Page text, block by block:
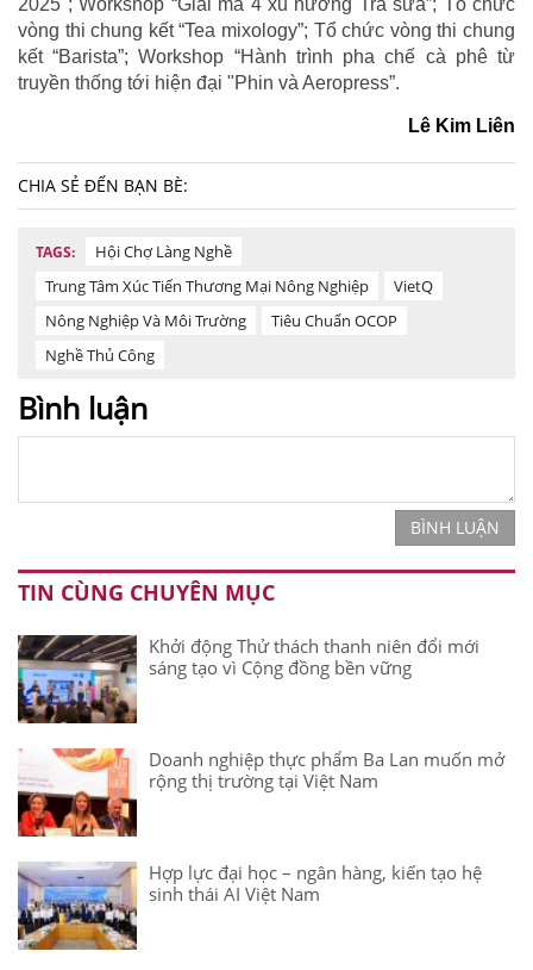
vòng thi chung kết “Tea mixology”; Tổ chức vòng thi chung
kết “Barista”; Workshop “Hành trình pha chế cà phê từ
truyền thống tới hiện đại "Phin và Aeropress”.
Lê Kim Liên
CHIA SẺ ĐẾN BẠN BÈ:
TAGS:
Hội Chợ Làng Nghề
Trung Tâm Xúc Tiến Thương Mại Nông Nghiệp
VietQ
Nông Nghiệp Và Môi Trường
Tiêu Chuẩn OCOP
Nghề Thủ Công
Bình luận
BÌNH LUẬN
TIN CÙNG CHUYÊN MỤC
Khởi động Thử thách thanh niên đổi mới
sáng tạo vì Cộng đồng bền vững
Doanh nghiệp thực phẩm Ba Lan muốn mở
rộng thị trường tại Việt Nam
Hợp lực đại học – ngân hàng, kiến tạo hệ
sinh thái AI Việt Nam